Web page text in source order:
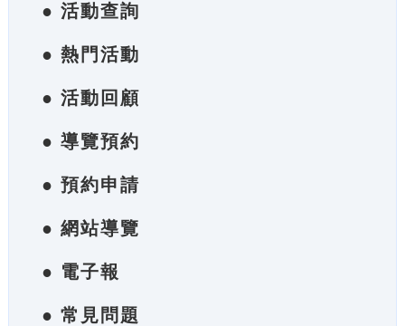
● 活動查詢
● 熱門活動
● 活動回顧
● 導覽預約
● 預約申請
● 網站導覽
● 電子報
● 常見問題